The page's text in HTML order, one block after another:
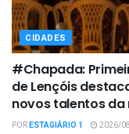
CIDADES
#Chapada:
de Lençóis
novos talentos
PORESTAGIÁRIO 1 2026/